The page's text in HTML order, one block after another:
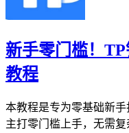
新手零门槛！
教程
本教程是专为零基础新手
主打零门槛上手，无需